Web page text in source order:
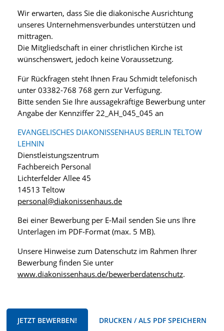
Wir erwarten, dass Sie die diakonische Ausrichtung
unseres Unternehmensverbundes unterstützen und
mittragen.
Die Mitgliedschaft in einer christlichen Kirche ist
wünschenswert, jedoch keine Voraussetzung.
Für Rückfragen steht Ihnen Frau Schmidt telefonisch
unter 03382-768 768 gern zur Verfügung.
Bitte senden Sie Ihre aussagekräftige Bewerbung unter
Angabe der Kennziffer 22_AH_045_045 an
EVANGELISCHES DIAKONISSENHAUS BERLIN TELTOW
LEHNIN
Dienstleistungszentrum
Fachbereich Personal
Lichterfelder Allee 45
14513 Teltow
personal@diakonissenhaus.de
Bei einer Bewerbung per E-Mail senden Sie uns Ihre
Unterlagen im PDF-Format (max. 5 MB).
Unsere Hinweise zum Datenschutz im Rahmen Ihrer
Bewerbung finden Sie unter
www.diakonissenhaus.de/bewerberdatenschutz.
JETZT BEWERBEN! DRUCKEN / ALS PDF SPEICHERN